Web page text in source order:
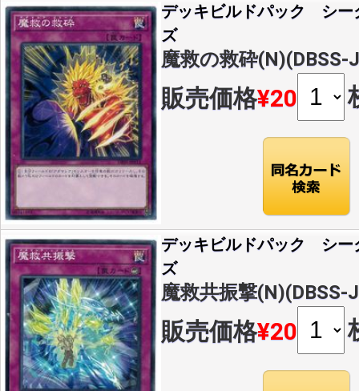
デッキビルドパック シー
ズ
魔救の救砕(N)(DBSS-
販売価格¥20
デッキビルドパック シー
ズ
魔救共振撃(N)(DBSS-
販売価格¥20